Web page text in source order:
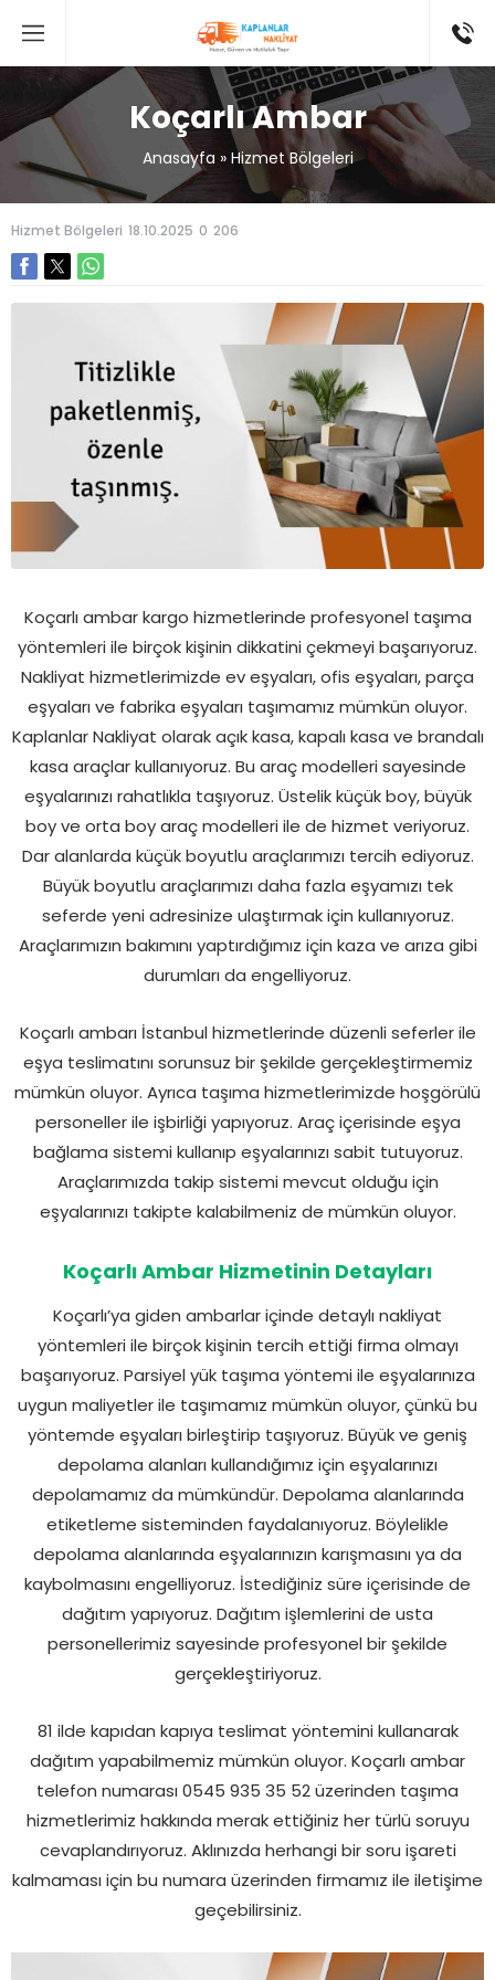
Koçarlı Ambar
Anasayfa » Hizmet Bölgeleri
Hizmet Bölgeleri 18.10.2025 0 206
Koçarlı ambar kargo hizmetlerinde profesyonel taşıma
yöntemleri ile birçok kişinin dikkatini çekmeyi başarıyoruz.
Nakliyat hizmetlerimizde ev eşyaları, ofis eşyaları, parça
eşyaları ve fabrika eşyaları taşımamız mümkün oluyor.
Kaplanlar Nakliyat olarak açık kasa, kapalı kasa ve brandalı
kasa araçlar kullanıyoruz. Bu araç modelleri sayesinde
eşyalarınızı rahatlıkla taşıyoruz. Üstelik küçük boy, büyük
boy ve orta boy araç modelleri ile de hizmet veriyoruz.
Dar alanlarda küçük boyutlu araçlarımızı tercih ediyoruz.
Büyük boyutlu araçlarımızı daha fazla eşyamızı tek
seferde yeni adresinize ulaştırmak için kullanıyoruz.
Araçlarımızın bakımını yaptırdığımız için kaza ve arıza gibi
durumları da engelliyoruz.
Koçarlı ambarı İstanbul hizmetlerinde düzenli seferler ile
eşya teslimatını sorunsuz bir şekilde gerçekleştirmemiz
mümkün oluyor. Ayrıca taşıma hizmetlerimizde hoşgörülü
personeller ile işbirliği yapıyoruz. Araç içerisinde eşya
bağlama sistemi kullanıp eşyalarınızı sabit tutuyoruz.
Araçlarımızda takip sistemi mevcut olduğu için
eşyalarınızı takipte kalabilmeniz de mümkün oluyor.
Koçarlı Ambar Hizmetinin Detayları
Koçarlı’ya giden ambarlar içinde detaylı nakliyat
yöntemleri ile birçok kişinin tercih ettiği firma olmayı
başarıyoruz. Parsiyel yük taşıma yöntemi ile eşyalarınıza
uygun maliyetler ile taşımamız mümkün oluyor, çünkü bu
yöntemde eşyaları birleştirip taşıyoruz. Büyük ve geniş
depolama alanları kullandığımız için eşyalarınızı
depolamamız da mümkündür. Depolama alanlarında
etiketleme sisteminden faydalanıyoruz. Böylelikle
depolama alanlarında eşyalarınızın karışmasını ya da
kaybolmasını engelliyoruz. İstediğiniz süre içerisinde de
dağıtım yapıyoruz. Dağıtım işlemlerini de usta
personellerimiz sayesinde profesyonel bir şekilde
gerçekleştiriyoruz.
81 ilde kapıdan kapıya teslimat yöntemini kullanarak
dağıtım yapabilmemiz mümkün oluyor. Koçarlı ambar
telefon numarası 0545 935 35 52 üzerinden taşıma
hizmetlerimiz hakkında merak ettiğiniz her türlü soruyu
cevaplandırıyoruz. Aklınızda herhangi bir soru işareti
kalmaması için bu numara üzerinden firmamız ile iletişime
geçebilirsiniz.